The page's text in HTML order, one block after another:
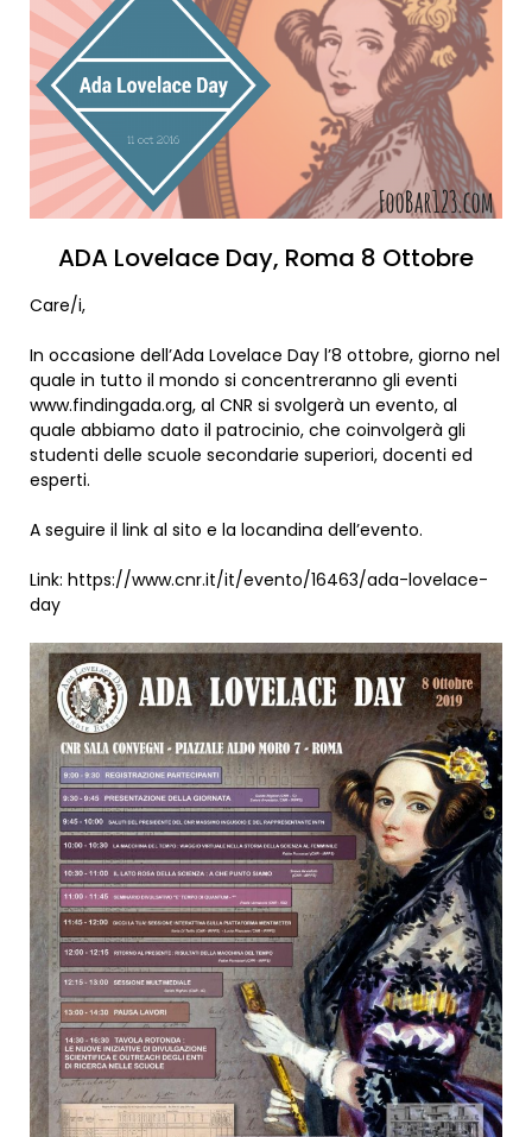
ADA Lovelace Day, Roma 8 Ottobre
Care/i,
In occasione dell’Ada Lovelace Day l’8 ottobre, giorno nel
quale in tutto il mondo si concentreranno gli eventi
www.findingada.org, al CNR si svolgerà un evento, al
quale abbiamo dato il patrocinio, che coinvolgerà gli
studenti delle scuole secondarie superiori, docenti ed
esperti.
A seguire il link al sito e la locandina dell’evento.
Link: https://www.cnr.it/it/evento/16463/ada-lovelace-
day